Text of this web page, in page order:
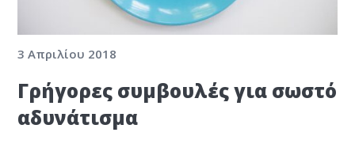
3 Απριλίου 2018
Γρήγορες συμβουλές για σωστό
αδυνάτισμα